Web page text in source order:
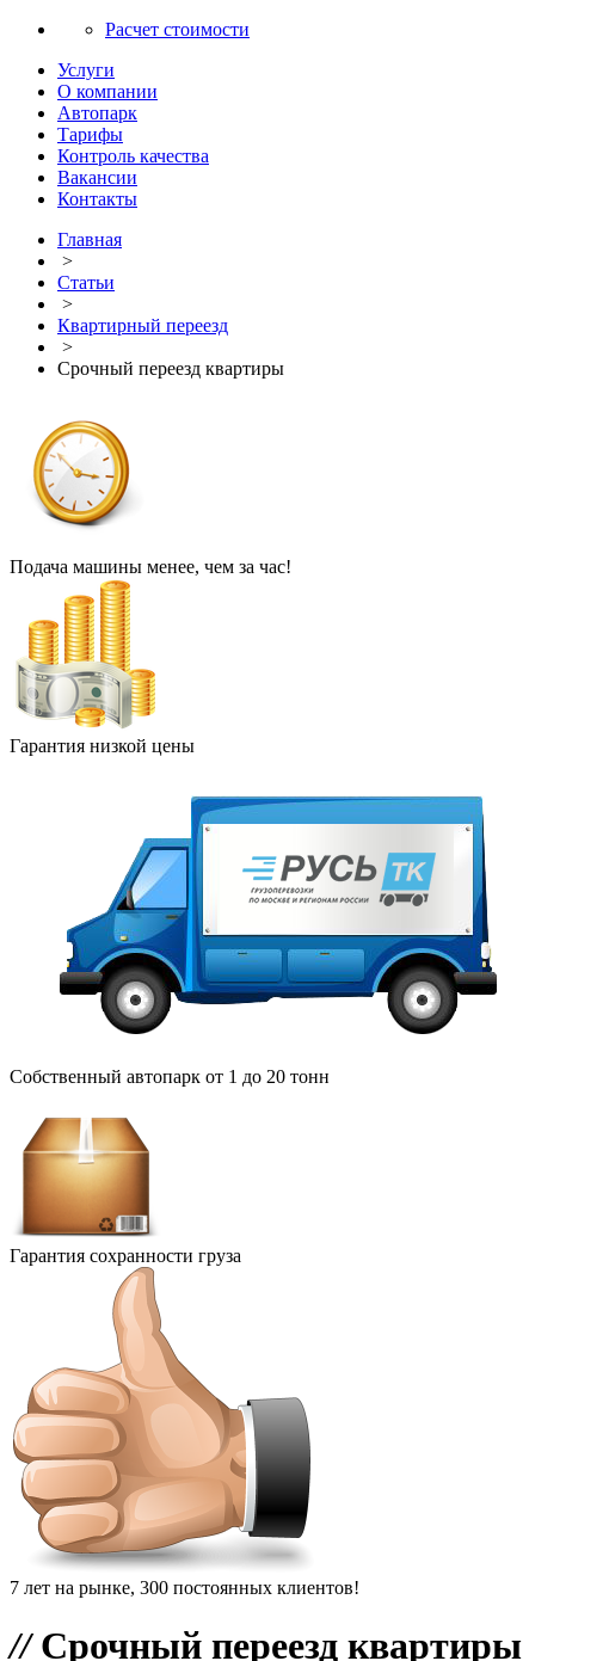
Расчет стоимости
Услуги
О компании
Автопарк
Тарифы
Контроль качества
Вакансии
Контакты
Главная
>
Статьи
>
Квартирный переезд
>
Срочный переезд квартиры
Подача машины менее, чем за час!
Гарантия низкой цены
Собственный автопарк от 1 до 20 тонн
Гарантия сохранности груза
7 лет на рынке, 300 постоянных клиентов!
//Срочный переезд квартиры